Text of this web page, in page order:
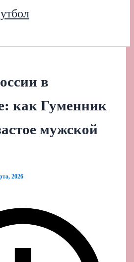
в
как Гуменник
мужской
2026